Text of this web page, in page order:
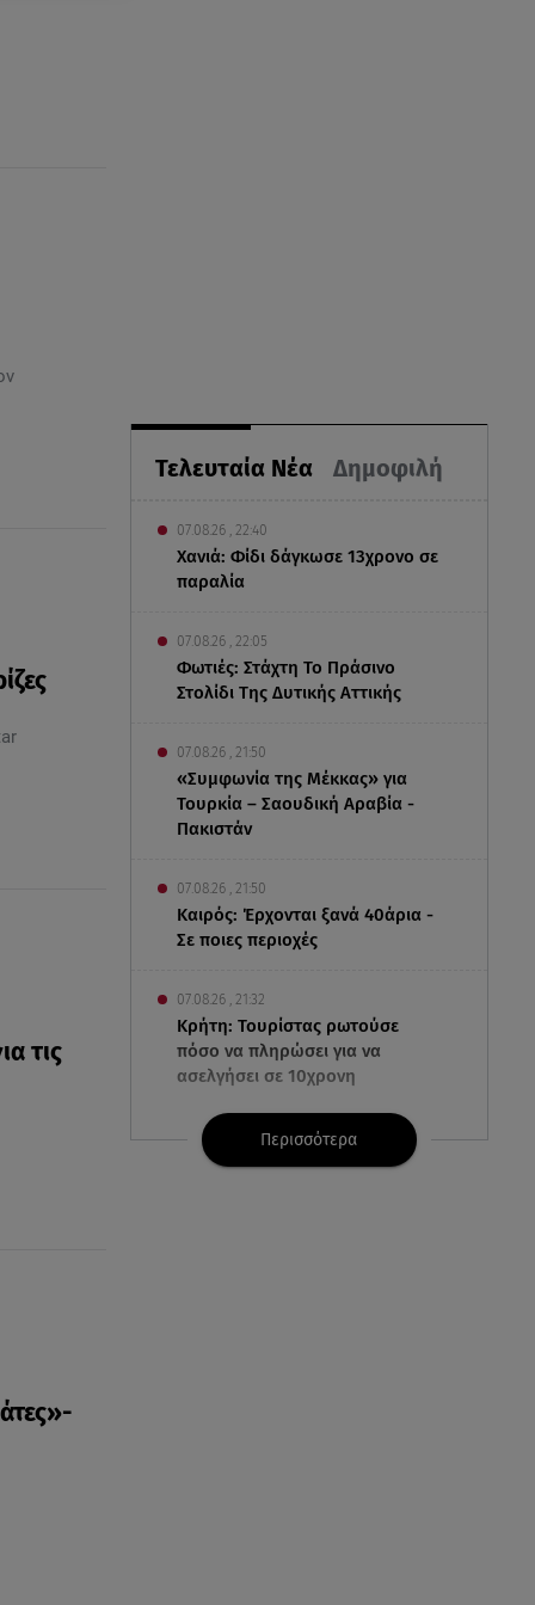
τις
Τελευταία Νέα Δημοφιλή
07.08.26 , 22:40
Χανιά: Φίδι δάγκωσε 13χρονο σε
παραλία
07.08.26 , 22:05
Φωτιές: Στάχτη Το Πράσινο
Στολίδι Της Δυτικής Αττικής
07.08.26 , 21:50
«Συμφωνία της Μέκκας» για
Τουρκία – Σαουδική Αραβία -
Πακιστάν
07.08.26 , 21:50
Καιρός: Έρχονται ξανά 40άρια -
Σε ποιες περιοχές
07.08.26 , 21:32
Κρήτη: Τουρίστας ρωτούσε
πόσο να πληρώσει για να
ασελγήσει σε 10χρονη
07.08.26 , 21:17
Κλήρωση Eurojackpot
Περισσότερα